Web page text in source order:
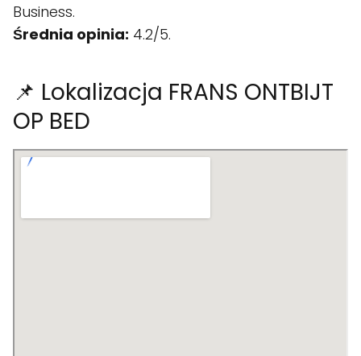
Business.
Średnia opinia: 4.2/5.
📌 Lokalizacja FRANS ONTBIJT
OP BED